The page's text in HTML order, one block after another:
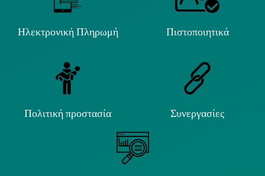
Ηλεκτρονική Πληρωμή Πιστοποιητικά
Πολιτική προστασία Συνεργασίες